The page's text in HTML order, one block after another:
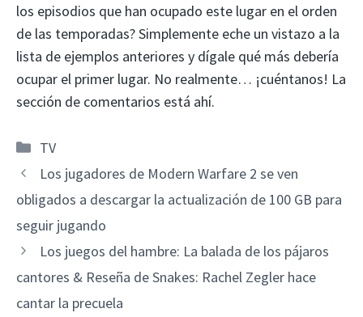
los episodios que han ocupado este lugar en el orden
de las temporadas? Simplemente eche un vistazo a la
lista de ejemplos anteriores y dígale qué más debería
ocupar el primer lugar. No realmente… ¡cuéntanos! La
sección de comentarios está ahí.
Categorías
TV
Los jugadores de Modern Warfare 2 se ven
obligados a descargar la actualización de 100 GB para
seguir jugando
Los juegos del hambre: La balada de los pájaros
cantores & Reseña de Snakes: Rachel Zegler hace
cantar la precuela